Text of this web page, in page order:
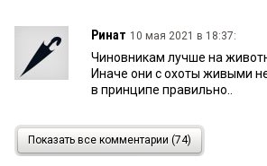
Ринат 10 мая 2021 в 18:37:
Чиновникам лучше на
Иначе они с охоты живыми
в принципе правильно..
Елена 10 мая 2021 в 17:00:
Давайте, теперь, все будем
Показать все комментарии (74)